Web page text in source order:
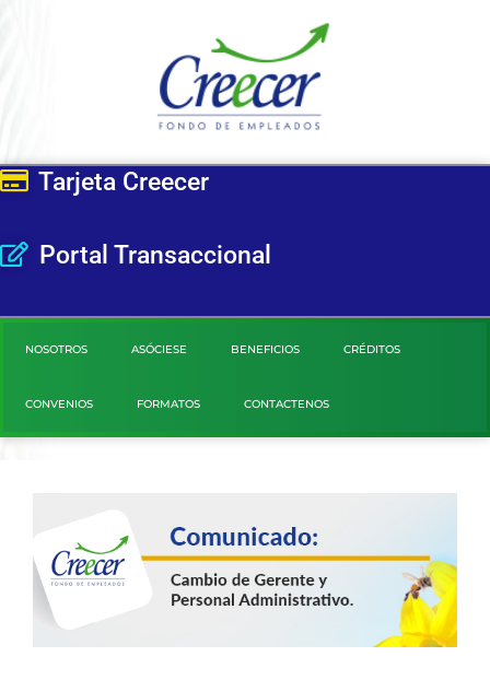
Tarjeta Creecer
Portal Transaccional
NOSOTROS ASÓCIESE BENEFICIOS CRÉDITOS
CONVENIOS FORMATOS CONTACTENOS